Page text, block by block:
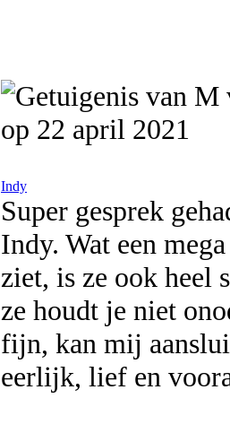
op 22 april 2021
Indy
Super gesprek
Indy. Wat een
ziet, is ze ook heel
ze houdt je niet
fijn, kan mij
eerlijk, lief en